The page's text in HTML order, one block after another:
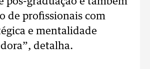
de profissionais com
e mentalidade
detalha.